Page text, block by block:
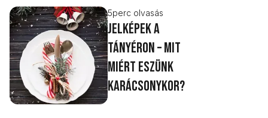
5perc olvasás
Jelképek a
tányéron – mit
miért eszünk
karácsonykor?